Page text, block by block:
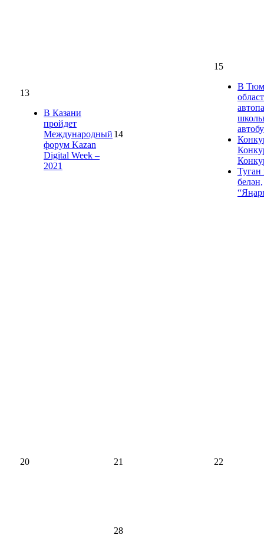
13
В Казани
пройдет
Международный
форум Kazan
Digital Week –
2021
14
15
В
Туган
белән,
20 21 22
28